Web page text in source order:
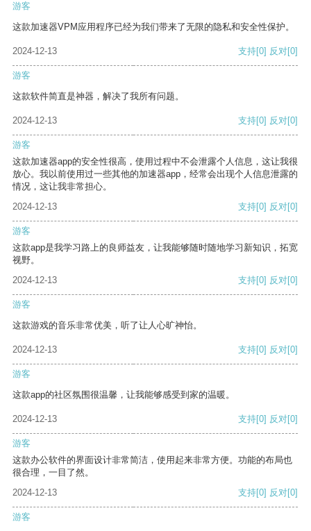
游客
这款加速器VPM应用程序已经为我们带来了无限的隐私和安全性保护。
2024-12-13 支持[0] 反对[0]
游客
这款软件简直是神器，解决了我所有问题。
2024-12-13 支持[0] 反对[0]
游客
这款加速器app的安全性很高，使用过程中不会泄露个人信息，这让我很
放心。我以前使用过一些其他的加速器app，经常会出现个人信息泄露的
情况，这让我非常担心。
2024-12-13
支持[0] 反对[0]
游客
这款app是我学习路上的良师益友，让我能够随时随地学习新知识，拓宽
视野。
2024-12-13
支持[0] 反对[0]
游客
这款游戏的音乐非常优美，听了让人心旷神怡。
2024-12-13 支持[0] 反对[0]
游客
这款app的社区氛围很温馨，让我能够感受到家的温暖。
2024-12-13 支持[0] 反对[0]
游客
这款办公软件的界面设计非常简洁，使用起来非常方便。功能的布局也
很合理，一目了然。
2024-12-13
支持[0] 反对[0]
游客